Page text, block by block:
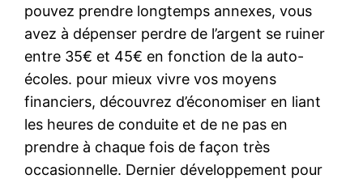
pouvez prendre longtemps annexes, vous
avez à dépenser perdre de l’argent se ruiner
entre 35€ et 45€ en fonction de la auto-
écoles. pour mieux vivre vos moyens
financiers, découvrez d’économiser en liant
les heures de conduite et de ne pas en
prendre à chaque fois de façon très
occasionnelle. Dernier développement pour